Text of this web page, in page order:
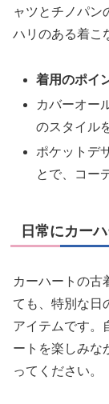
ャツとチノパン
ハリのある着こ
着用のポイ
カバーオー
のスタイル
ポケットデ
とで、コー
日常にカー
カーハートの古
ても、特別な日
アイテムです。
ートを楽しみな
ってください。